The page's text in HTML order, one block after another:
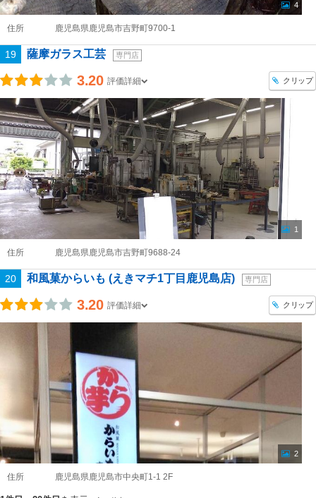
4
住所 鹿児島県鹿児島市吉野町9700-1
19 薩摩ガラス工芸 専門店
3.20 評価詳細 クリップ
1
住所 鹿児島県鹿児島市吉野町9688-24
20 和風菓からいも (えきマチ1丁目鹿児島店) 専門店
3.20 評価詳細 クリップ
2
住所 鹿児島県鹿児島市中央町1-1 2F